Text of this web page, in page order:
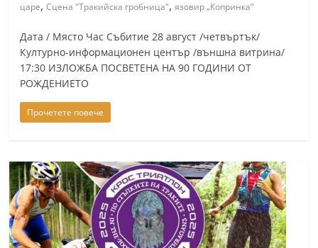
царе,Сцена "Тракийска гробница",язовир „Копринка“
Дата / Място Час Събитие 28 август /четвъртък/
Културно-информационен център /външна витрина/
17:30 ИЗЛОЖБА ПОСВЕТЕНА НА 90 ГОДИНИ ОТ
РОЖДЕНИЕТО
Прочетете повече